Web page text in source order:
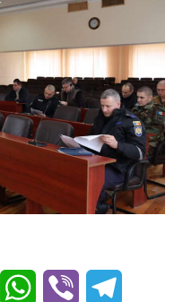
VK WhatsApp
Viber